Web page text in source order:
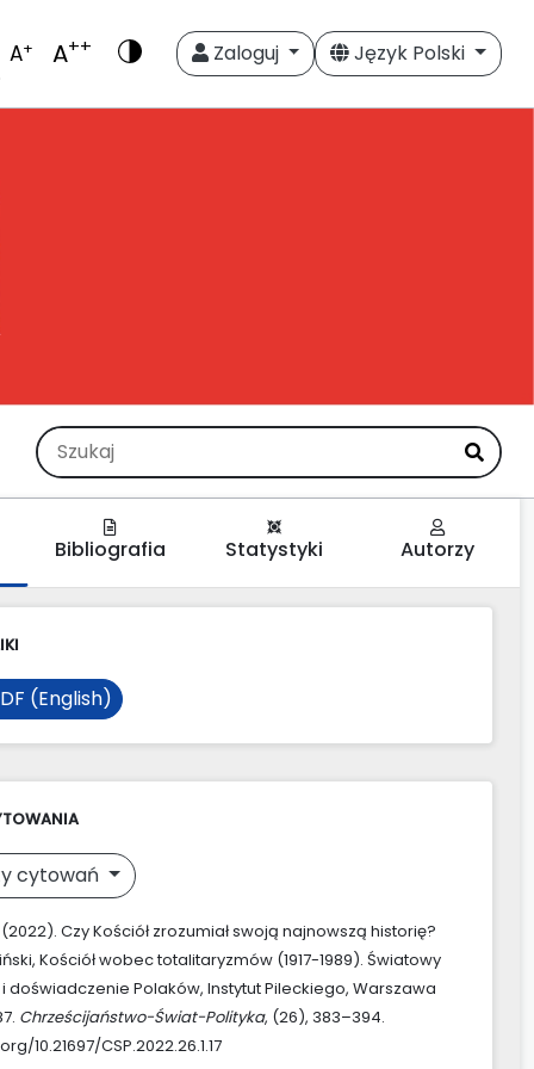
A+ A++ Zaloguj Język Polski
Bibliografia Statystyki Autorzy
(English)
cytowań
Czy Kościół zrozumiał swoją najnowszą historię?
Kościół wobec totalitaryzmów (1917-1989). Światowy
doświadczenie Polaków, Instytut Pileckiego, Warszawa
Chrześcijaństwo-Świat-Polityka, (26), 383–394.
10.21697/CSP.2022.26.1.17